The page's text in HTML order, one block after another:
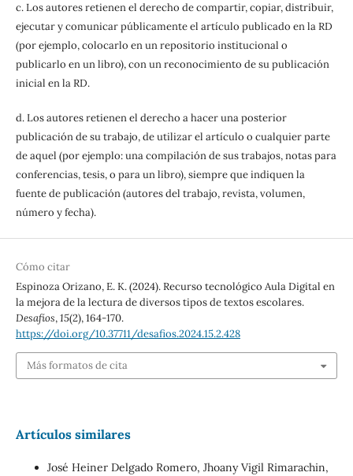
c. Los autores retienen el derecho de compartir, copiar, distribuir,
ejecutar y comunicar públicamente el artículo publicado en la RD
(por ejemplo, colocarlo en un repositorio institucional o
publicarlo en un libro), con un reconocimiento de su publicación
inicial en la RD.
d. Los autores retienen el derecho a hacer una posterior
publicación de su trabajo, de utilizar el artículo o cualquier parte
de aquel (por ejemplo: una compilación de sus trabajos, notas para
conferencias, tesis, o para un libro), siempre que indiquen la
fuente de publicación (autores del trabajo, revista, volumen,
número y fecha).
Cómo citar
Espinoza Orizano, E. K. (2024). Recurso tecnológico Aula Digital en
la mejora de la lectura de diversos tipos de textos escolares.
Desafíos,15(2), 164-170.
https://doi.org/10.37711/desafios.2024.15.2.428
Más formatos de cita
Artículos similares
José Heiner Delgado Romero, Jhoany Vigil Rimarachin,